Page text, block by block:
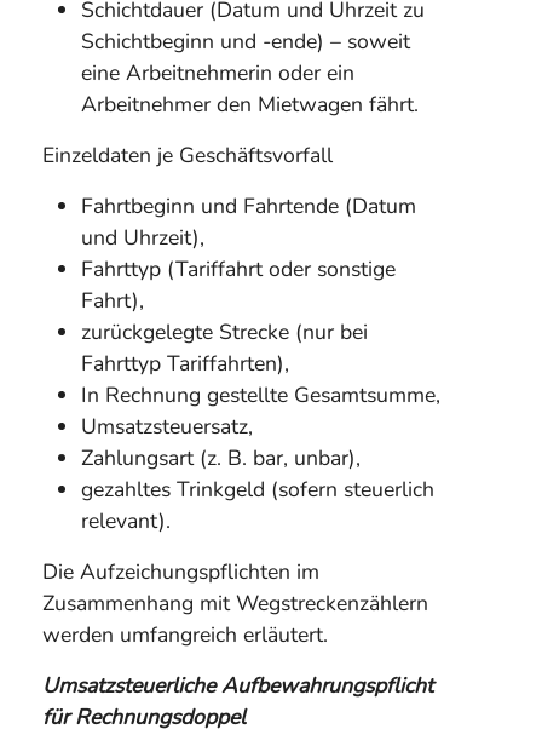
Schichtdauer (Datum und Uhrzeit zu
Schichtbeginn und -ende) – soweit
eine Arbeitnehmerin oder ein
Arbeitnehmer den Mietwagen fährt.
Einzeldaten je Geschäftsvorfall
Fahrtbeginn und Fahrtende (Datum
und Uhrzeit),
Fahrttyp (Tariffahrt oder sonstige
Fahrt),
zurückgelegte Strecke (nur bei
Fahrttyp Tariffahrten),
In Rechnung gestellte Gesamtsumme,
Umsatzsteuersatz,
Zahlungsart (z. B. bar, unbar),
gezahltes Trinkgeld (sofern steuerlich
relevant).
Die Aufzeichungspflichten im
Zusammenhang mit Wegstreckenzählern
werden umfangreich erläutert.
Umsatzsteuerliche Aufbewahrungspflicht
für Rechnungsdoppel